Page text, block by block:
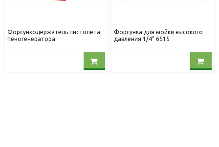
Форсункодержатель пистолета
пеногенератора
Форсунка для мойки высокого
давления 1/4“ 6515